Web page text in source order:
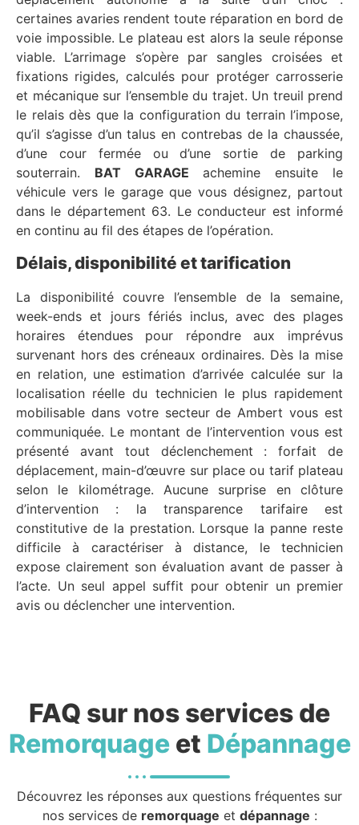
certaines avaries rendent toute réparation en bord de
voie impossible. Le plateau est alors la seule réponse
viable. L’arrimage s’opère par sangles croisées et
fixations rigides, calculés pour protéger carrosserie
et mécanique sur l’ensemble du trajet. Un treuil prend
le relais dès que la configuration du terrain l’impose,
qu’il s’agisse d’un talus en contrebas de la chaussée,
d’une cour fermée ou d’une sortie de parking
souterrain. BAT GARAGE achemine ensuite le
véhicule vers le garage que vous désignez, partout
dans le département 63. Le conducteur est informé
en continu au fil des étapes de l’opération.
Délais, disponibilité et tarification
La disponibilité couvre l’ensemble de la semaine,
week-ends et jours fériés inclus, avec des plages
horaires étendues pour répondre aux imprévus
survenant hors des créneaux ordinaires. Dès la mise
en relation, une estimation d’arrivée calculée sur la
localisation réelle du technicien le plus rapidement
mobilisable dans votre secteur de Ambert vous est
communiquée. Le montant de l’intervention vous est
présenté avant tout déclenchement : forfait de
déplacement, main-d’œuvre sur place ou tarif plateau
selon le kilométrage. Aucune surprise en clôture
d’intervention : la transparence tarifaire est
constitutive de la prestation. Lorsque la panne reste
difficile à caractériser à distance, le technicien
expose clairement son évaluation avant de passer à
l’acte. Un seul appel suffit pour obtenir un premier
avis ou déclencher une intervention.
FAQ sur nos services de
Remorquageet Dépannage
Découvrez les réponses aux questions fréquentes sur
nos services de remorquage et dépannage :